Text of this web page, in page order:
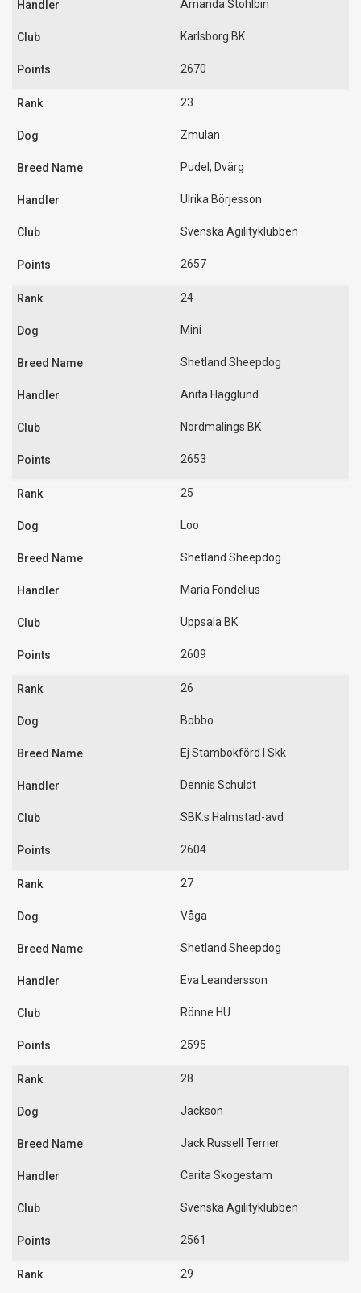
Amanda Stohlbin
Karlsborg BK
2670
23
Zmulan
Pudel, Dvärg
Ulrika Börjesson
Svenska Agilityklubben
2657
24
Mini
Shetland Sheepdog
Anita Hägglund
Nordmalings BK
2653
25
Loo
Shetland Sheepdog
Maria Fondelius
Uppsala BK
2609
26
Bobbo
Ej Stambokförd I Skk
Dennis Schuldt
SBK:s Halmstad-avd
2604
27
Våga
Shetland Sheepdog
Eva Leandersson
Rönne HU
2595
28
Jackson
Jack Russell Terrier
Carita Skogestam
Svenska Agilityklubben
2561
29